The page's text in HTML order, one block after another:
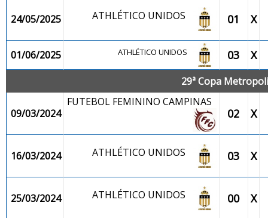
24/05/2025 ATHLÉTICO UNIDOS 01 X
01/06/2025 ATHLÉTICO UNIDOS 03 X
29ª Copa
09/03/2024
FUTEBOL FEMININO CAMPINAS
02 X
16/03/2024 ATHLÉTICO UNIDOS 03 X
25/03/2024 ATHLÉTICO UNIDOS 00 X